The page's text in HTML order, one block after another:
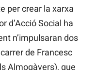
per crear la xarxa
d’Acció Social ha
n’impulsaran dos
de Francesc
Almogàvers), que